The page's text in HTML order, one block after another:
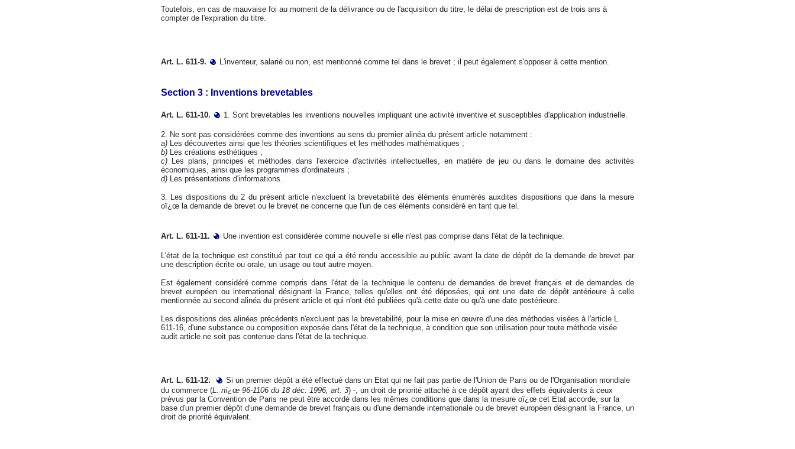
Toutefois, en cas de mauvaise foi au moment de la délivrance ou de l'acquisition du titre, le délai de prescription est de trois ans à
compter de l'expiration du titre.
Art. L. 611-9. L'inventeur, salarié ou non, est mentionné comme tel dans le brevet ; il peut également s'opposer à cette mention.
Section 3 : Inventions brevetables
Art. L. 611-10. 1. Sont brevetables les inventions nouvelles impliquant une activité inventive et susceptibles d'application industrielle.
2. Ne sont pas considérées comme des inventions au sens du premier alinéa du présent article notamment :
a) Les découvertes ainsi que les théories scientifiques et les méthodes mathématiques ;
b) Les créations esthétiques ;
c) Les plans, principes et méthodes dans l'exercice d'activités intellectuelles, en matière de jeu ou dans le domaine des activités
économiques, ainsi que les programmes d'ordinateurs ;
d) Les présentations d'informations.
3. Les dispositions du 2 du présent article n'excluent la brevetabilité des éléments énumérés auxdites dispositions que dans la mesure
oï¿œ la demande de brevet ou le brevet ne concerne que l'un de ces éléments considéré en tant que tel.
Art. L. 611-11. Une invention est considérée comme nouvelle si elle n'est pas comprise dans l'état de la technique.
L'état de la technique est constitué par tout ce qui a été rendu accessible au public avant la date de dépôt de la demande de brevet par
une description écrite ou orale, un usage ou tout autre moyen.
Est également considéré comme compris dans l'état de la technique le contenu de demandes de brevet français et de demandes de
brevet européen ou international désignant la France, telles qu'elles ont été déposées, qui ont une date de dépôt antérieure à celle
mentionnée au second alinéa du présent article et qui n'ont été publiées qu'à cette date ou qu'à une date postérieure.
Les dispositions des alinéas précédents n'excluent pas la brevetabilité, pour la mise en œuvre d'une des méthodes visées à l'article L.
611-16, d'une substance ou composition exposée dans l'état de la technique, à condition que son utilisation pour toute méthode visée
audit article ne soit pas contenue dans l'état de la technique.
Art. L. 611-12.
Si un premier dépôt a été effectué dans un Etat qui ne fait pas partie de l'Union de Paris ou de l'Organisation mondiale
du commerce (L. nï¿œ 96-1106 du 18 déc. 1996, art. 3) -, un droit de priorité attaché à ce dépôt ayant des effets équivalents à ceux
prévus par la Convention de Paris ne peut être accordé dans les mêmes conditions que dans la mesure oï¿œ cet Etat accorde, sur la
base d'un premier dépôt d'une demande de brevet français ou d'une demande internationale ou de brevet européen désignant la France, un
droit de priorité équivalent.